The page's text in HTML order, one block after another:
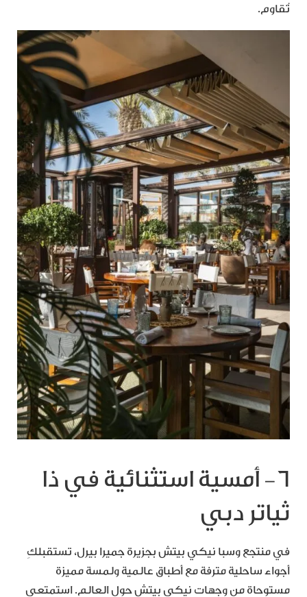
تُقاوم.
٦- أمسية استثنائية في ذا
ثياتر دبي
في منتجع وسبا نيكي بيتش بجزيرة جميرا بيرل، تستقبلكِ
أجواء ساحلية مترفة مع أطباق عالمية ولمسة مميزة
مستوحاة من وجهات نيكي بيتش حول العالم. استمتعي